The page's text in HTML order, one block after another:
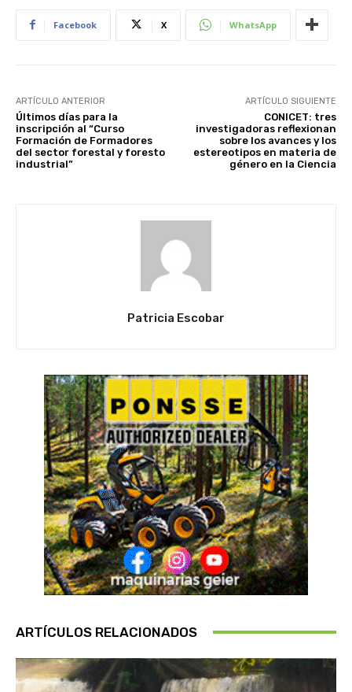
Facebook X WhatsApp
ARTÍCULO ANTERIOR
Últimos días para la
inscripción al “Curso
Formación de Formadores
del sector forestal y foresto
industrial”
ARTÍCULO SIGUIENTE
CONICET: tres
investigadoras reflexionan
sobre los avances y los
estereotipos en materia de
género en la Ciencia
Patricia Escobar
ARTÍCULOS RELACIONADOS